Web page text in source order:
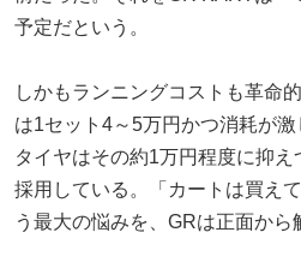
予定だという。
しかもランニングコストも革命
は1セット4～5万円かつ消耗が
タイヤはその約1万円程度に抑
採用している。「カートは買え
う最大の悩みを、GRは正面から